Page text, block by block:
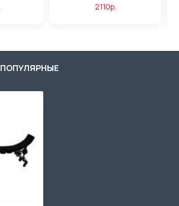
2110р.
ПОПУЛЯРНЫЕ